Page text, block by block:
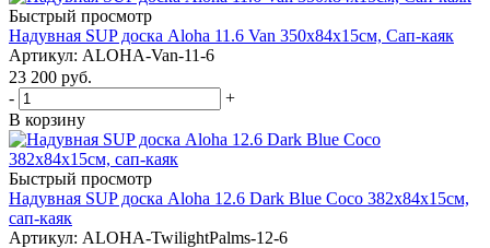
Быстрый просмотр
Надувная SUP доска Aloha 11.6 Van 350x84x15см, Сап-каяк
Артикул: ALOHA-Van-11-6
23 200 руб.
-
+
В корзину
Быстрый просмотр
Надувная SUP доска Aloha 12.6 Dark Blue Coco 382x84x15см,
сап-каяк
Артикул: ALOHA-TwilightPalms-12-6